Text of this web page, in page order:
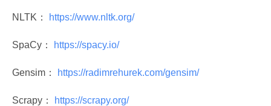
NLTK： https://www.nltk.org/
SpaCy： https://spacy.io/
Gensim： https://radimrehurek.com/gensim/
Scrapy： https://scrapy.org/